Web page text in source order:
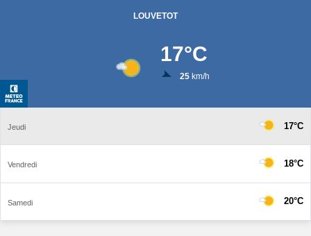
LOUVETOT
17°C
25km/h
Jeudi 17°C
Vendredi 18°C
Samedi 20°C